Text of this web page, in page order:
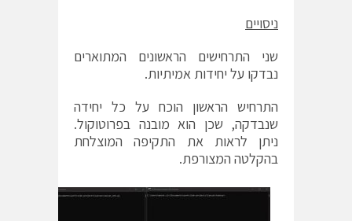
ניסויים
שני התרחישים הראשונים המתוארים
נבדקו על יחידות אמיתיות.
התרחיש הראשון הוכח על כל יחידה
שנבדקה, שכן הוא מובנה בפרוטוקול.
ניתן לראות את התקיפה המוצלחת
בהקלטה המצורפת.